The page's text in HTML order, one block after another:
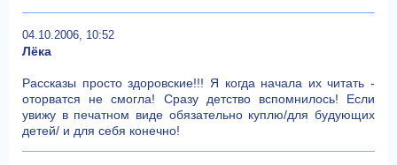
04.10.2006, 10:52
Лёка
Рассказы просто здоровские!!! Я когда начала их читать -
оторватся не смогла! Сразу детство вспомнилось! Если
увижу в печатном виде обязательно куплю/для будующих
детей/ и для себя конечно!